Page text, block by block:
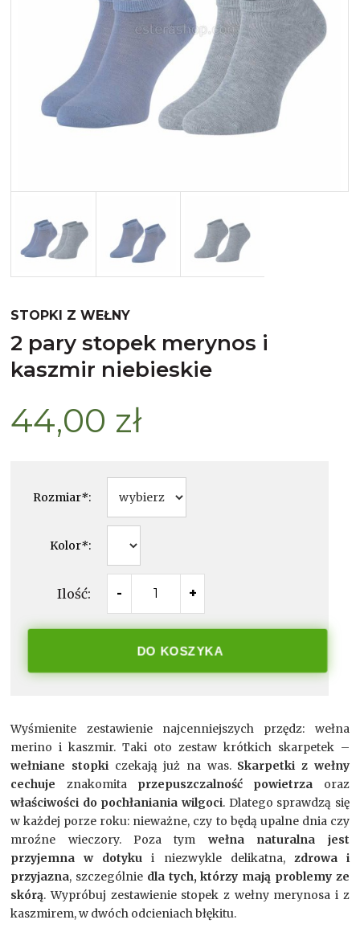
STOPKI Z WEŁNY
2 pary stopek merynos i
kaszmir niebieskie
44,00 zł
Rozmiar*:
Kolor*:
Ilość: - +
DO KOSZYKA
Wyśmienite zestawienie najcenniejszych przędz: wełna
merino i kaszmir. Taki oto zestaw krótkich skarpetek –
wełniane stopki czekają już na was. Skarpetki z wełny
cechuje znakomitaprzepuszczalność powietrza oraz
właściwości do pochłaniania wilgoci. Dlatego sprawdzą się
w każdej porze roku: nieważne, czy to będą upalne dnia czy
mroźne wieczory. Poza tym wełna naturalna jest
przyjemna w dotyku i niezwykle delikatna, zdrowa i
przyjazna, szczególnie dla tych, którzy mają problemy ze
skórą. Wypróbuj zestawienie stopek z wełny merynosa i z
kaszmirem, w dwóch odcieniach błękitu.
Merynos trekking
Merynos bezuciskowe
Kaszmir
Kaszmir stopki
Bawełna merceryzowana